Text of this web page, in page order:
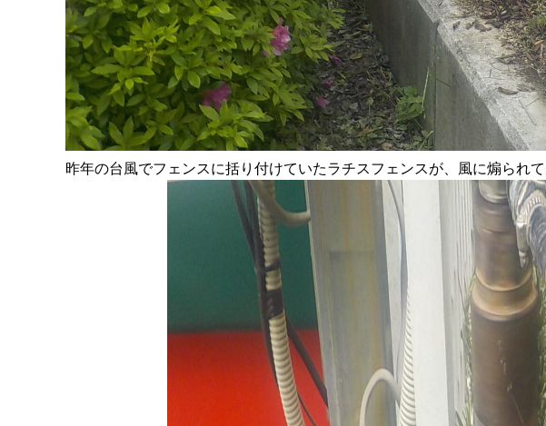
昨年の台風でフェンスに括り付けていたラチスフェンスが、風に煽られ